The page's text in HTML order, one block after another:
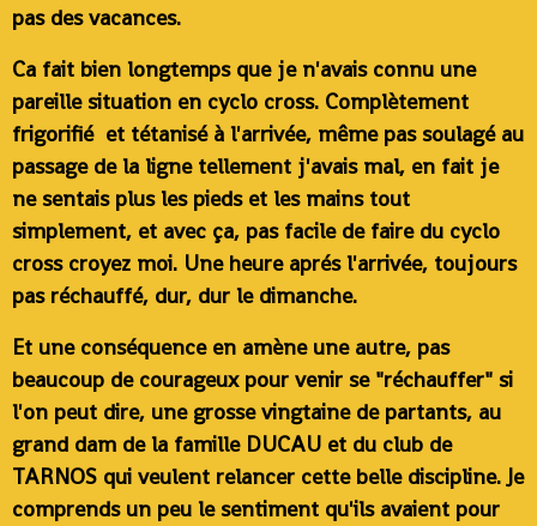
pas des vacances.
Ca fait bien longtemps que je n'avais connu une
pareille situation en cyclo cross. Complètement
frigorifié et tétanisé à l'arrivée, même pas soulagé au
passage de la ligne tellement j'avais mal, en fait je
ne sentais plus les pieds et les mains tout
simplement, et avec ça, pas facile de faire du cyclo
cross croyez moi. Une heure aprés l'arrivée, toujours
pas réchauffé, dur, dur le dimanche.
Et une conséquence en amène une autre, pas
beaucoup de courageux pour venir se "réchauffer" si
l'on peut dire, une grosse vingtaine de partants, au
grand dam de la famille DUCAU et du club de
TARNOS qui veulent relancer cette belle discipline. Je
comprends un peu le sentiment qu'ils avaient pour